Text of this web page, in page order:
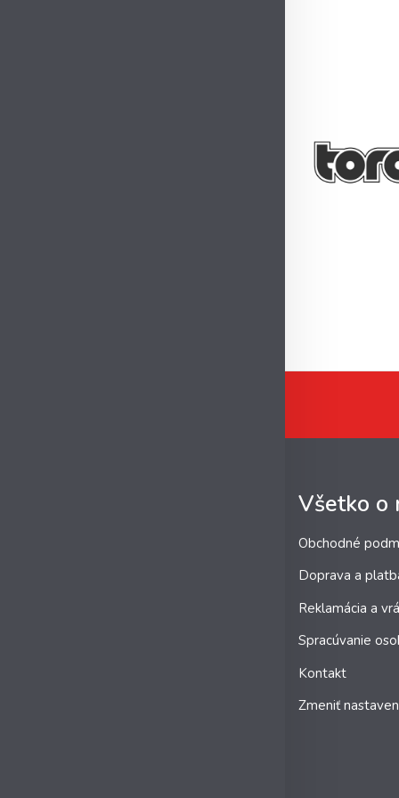
Všetko o
Obchodné
Doprava a
Reklamácia a
Spracúvanie
Kontakt
Zmeniť